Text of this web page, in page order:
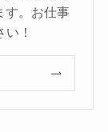
す。お仕事
！